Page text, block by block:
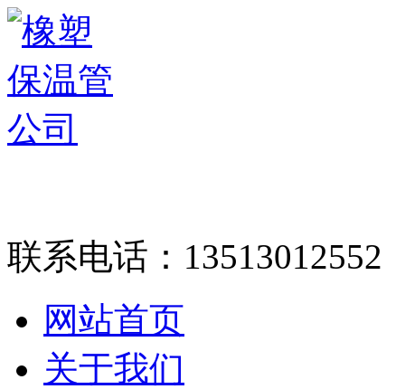
联系电话： 13513012552
网站首页
关于我们